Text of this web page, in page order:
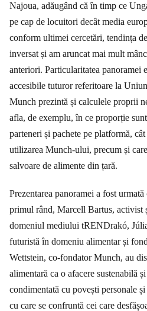
Najoua, adăugând că în timp ce
pe cap de locuitori decât media
conform ultimei cercetări, tendința
inversat și am aruncat mai mult
anteriori. Particularitatea panoramei
accesibile tuturor referitoare la
Munch prezintă și calculele proprii
afla, de exemplu, în ce proporție
parteneri și pachete pe platformă,
utilizarea Munch-ului, precum și
salvoare de alimente din țară.
Prezentarea panoramei a fost
primul rând, Marcell Bartus, activist
domeniul mediului tRENDrakó,
futuristă în domeniu alimentar și
Wettstein, co-fondator Munch, au
alimentară ca o afacere sustenabilă
condimentată cu povești personale
cu care se confruntă cei care